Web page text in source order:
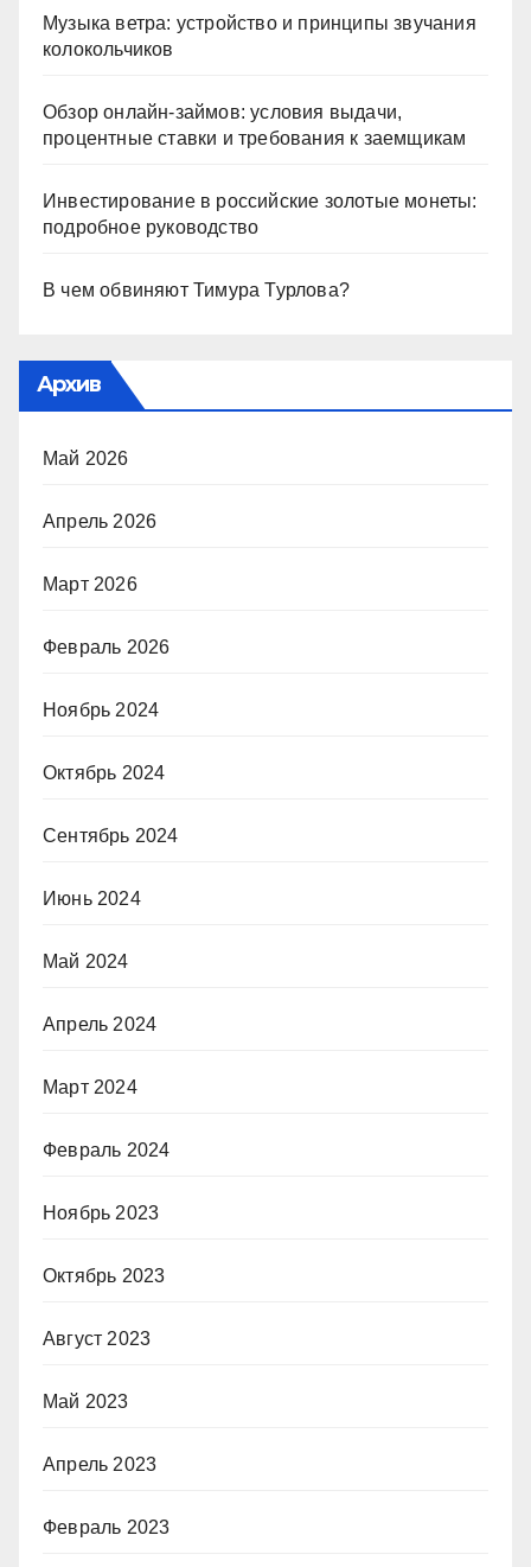
Музыка ветра: устройство и принципы звучания
колокольчиков
Обзор онлайн-займов: условия выдачи,
процентные ставки и требования к заемщикам
Инвестирование в российские золотые монеты:
подробное руководство
В чем обвиняют Тимура Турлова?
Архив
Май 2026
Апрель 2026
Март 2026
Февраль 2026
Ноябрь 2024
Октябрь 2024
Сентябрь 2024
Июнь 2024
Май 2024
Апрель 2024
Март 2024
Февраль 2024
Ноябрь 2023
Октябрь 2023
Август 2023
Май 2023
Апрель 2023
Февраль 2023